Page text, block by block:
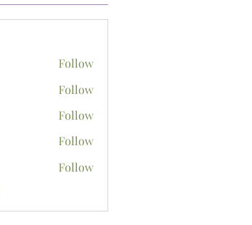
Follow
Follow
Follow
Follow
Follow